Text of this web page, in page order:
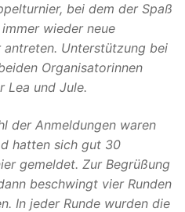
bei dem der Spaß
wieder neue
antreten. Unterstützung bei
Organisatorinnen
Lea und Jule.
der Anmeldungen waren
hatten sich gut 30
gemeldet. Zur Begrüßung
beschwingt vier Runden
In jeder Runde wurden die